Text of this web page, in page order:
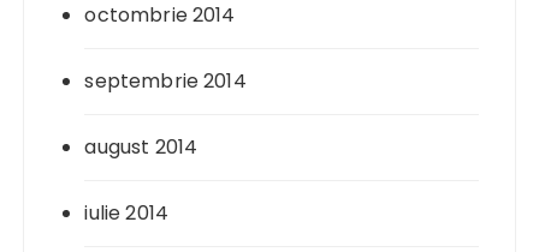
octombrie 2014
septembrie 2014
august 2014
iulie 2014